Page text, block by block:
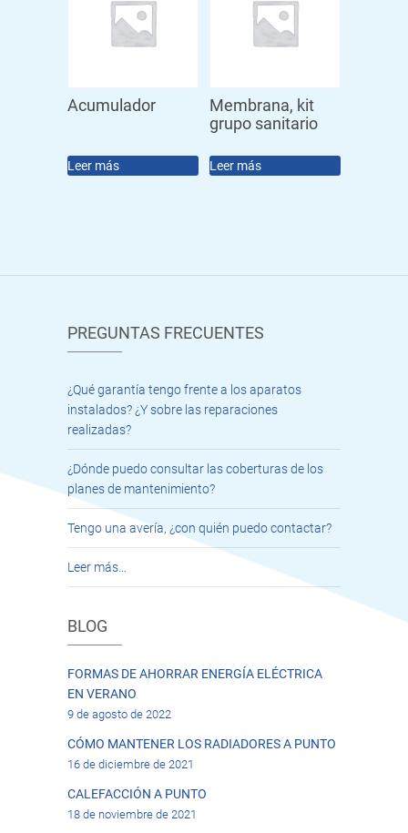
Acumulador
Leer más
Membrana, kit
grupo sanitario
Leer más
PREGUNTAS FRECUENTES
¿Qué garantía tengo frente a los aparatos
instalados? ¿Y sobre las reparaciones
realizadas?
¿Dónde puedo consultar las coberturas de los
planes de mantenimiento?
Tengo una avería, ¿con quién puedo contactar?
Leer más…
BLOG
FORMAS DE AHORRAR ENERGÍA ELÉCTRICA
EN VERANO
9 de agosto de 2022
CÓMO MANTENER LOS RADIADORES A PUNTO
16 de diciembre de 2021
CALEFACCIÓN A PUNTO
18 de noviembre de 2021